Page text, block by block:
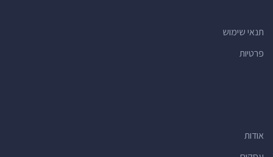
תנאי שימוש
פרטיות
אודות